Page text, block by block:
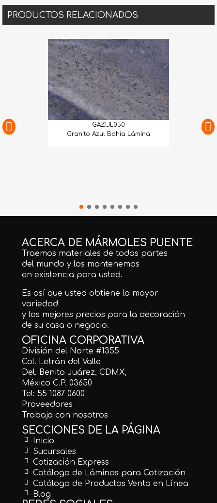
PRODUCTOS RELACIONADOS
GAZUL050
Granito Azul Bahia Lámina
ACERCA DE MÁRMOLES PUENTE
Traemos materiales de todas partes
del mundo y los mantenemos
en existencia para usted.
Es así que usted obtiene la mayor
variedad
y los mejores precios para la decoración
de su casa o negocio.
OFICINA CORPORATIVA
División del Norte #1355
Col. Letrán del Valle
Del. Benito Juárez, CDMX,
México C.P. 03650
Tel: 55 1087 0600
Proveedores
Trabaja con nosotros
SECCIONES DE LA PÁGINA
Inicio
Sucursales
Cotización Express
Catálogo de Láminas para Cotización
Catálogo de Productos Venta en Línea
Blog